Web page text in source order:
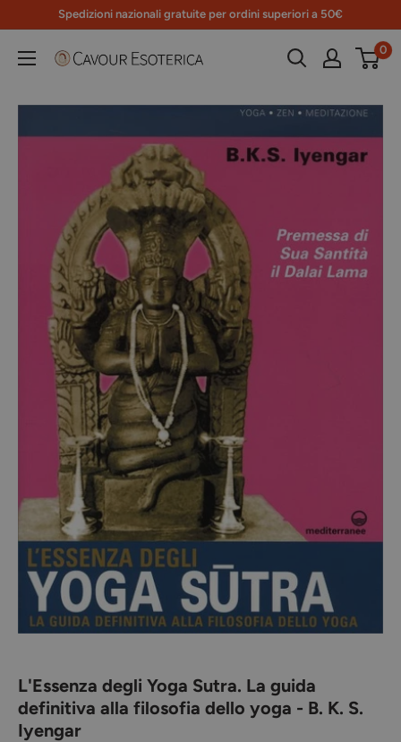
contenuto
Spedizioni nazionali gratuite per ordini superiori a 50€
Libreria
0
L'Essenza degli Yoga Sutra. La guida
definitiva alla filosofia dello yoga - B. K. S.
Iyengar